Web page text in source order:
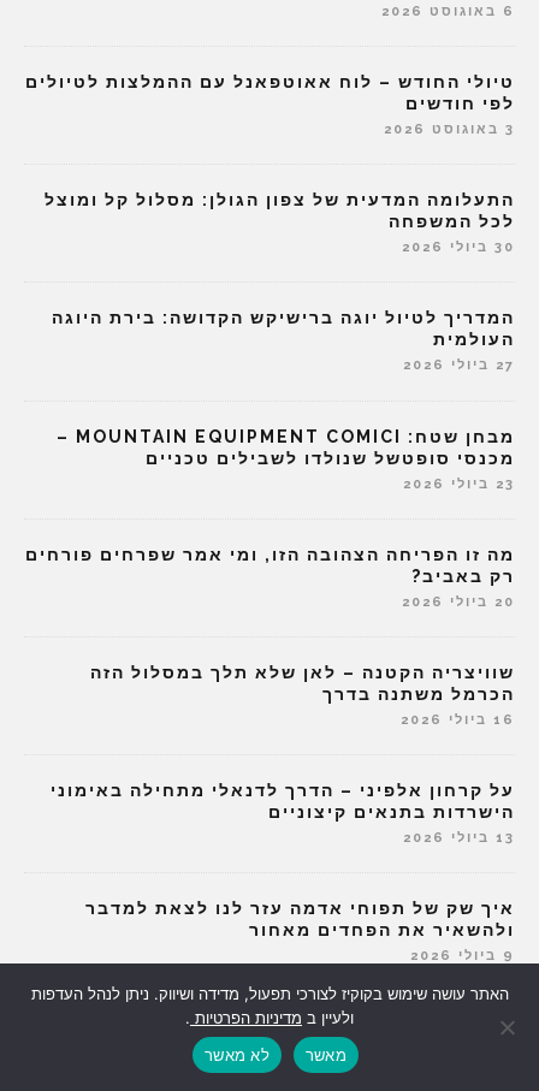
6 באוגוסט 2026
טיולי החודש – לוח אאוטפאנל עם ההמלצות לטיולים
לפי חודשים
3 באוגוסט 2026
התעלומה המדעית של צפון הגולן: מסלול קל ומוצל
לכל המשפחה
30 ביולי 2026
המדריך לטיול יוגה ברישיקש הקדושה: בירת היוגה
העולמית
27 ביולי 2026
מבחן שטח: MOUNTAIN EQUIPMENT COMICI –
מכנסי סופטשל שנולדו לשבילים טכניים
23 ביולי 2026
מה זו הפריחה הצהובה הזו, ומי אמר שפרחים פורחים
רק באביב?
20 ביולי 2026
שוויצריה הקטנה – לאן שלא תלך במסלול הזה
הכרמל משתנה בדרך
16 ביולי 2026
על קרחון אלפיני – הדרך לדנאלי מתחילה באימוני
הישרדות בתנאים קיצוניים
13 ביולי 2026
איך שק של תפוחי אדמה עזר לנו לצאת למדבר
ולהשאיר את הפחדים מאחור
9 ביולי 2026
הוזמנתם לשבוע ביאכטה? 5 דברים שלא מספרים
לכם על החלום האקזוטי
האתר עושה שימוש בקוקיז לצורכי תפעול, מדידה ושיווק. ניתן לנהל העדפות
ולעיין ב מדיניות הפרטיות .
מאשר
לא מאשר